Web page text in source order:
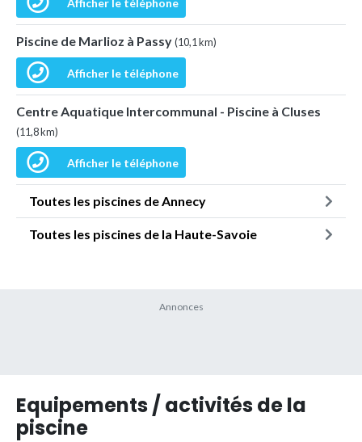
Piscine de Marlioz à Passy(10,1 km)
Afficher le téléphone
Centre Aquatique Intercommunal - Piscine à Cluses
(11,8 km)
Afficher le téléphone
Toutes les piscines de Annecy
Toutes les piscines de la Haute-Savoie
Equipements / activités de la
piscine